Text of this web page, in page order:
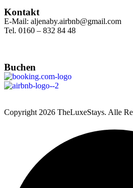
Kontakt
E-Mail: aljenaby.airbnb@gmail.com
Tel. 0160 – 832 84 48
Buchen
Copyright 2026 TheLuxeStays. Alle